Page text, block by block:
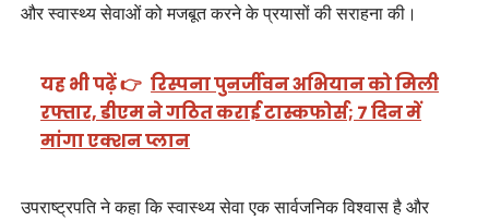
और स्वास्थ्य सेवाओं को मजबूत करने के प्रयासों की सराहना की।
यह भी पढ़ें 👉 रिस्पना पुनर्जीवन अभियान को मिली
रफ्तार, डीएम ने गठित कराई टास्कफोर्स; 7 दिन में
मांगा एक्शन प्लान
उपराष्ट्रपति ने कहा कि स्वास्थ्य सेवा एक सार्वजनिक विश्वास है और